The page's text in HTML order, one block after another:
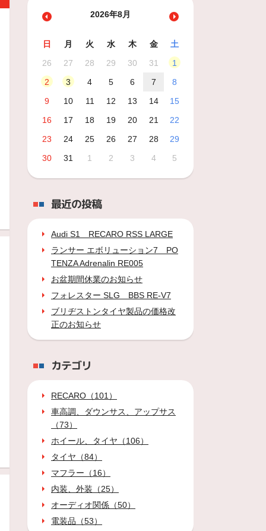
2026年8月
日 月 火 水 木 金
土
26
27 28 29 30 31
1
2
3 4 5 6 7
8
9
10 11 12 13 14
15
16
17 18 19 20 21
22
23
24 25 26 27 28
29
30
31 1 2 3 4 5
最近の投稿
Audi S1 RECARO RSS LARGE
ランサー エボリューション7 PO
TENZA Adrenalin RE005
お盆期間休業のお知らせ
フォレスター SLG BBS RE-V7
ブリヂストンタイヤ製品の価格改
正のお知らせ
カテゴリ
RECARO（101）
車高調、ダウンサス、アップサス
（73）
ホイール、タイヤ（106）
タイヤ（84）
マフラー（16）
内装、外装（25）
オーディオ関係（50）
電装品（53）